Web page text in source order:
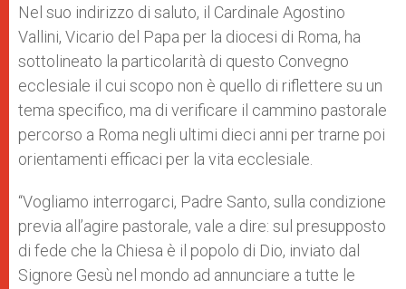
Nel suo indirizzo di saluto, il Cardinale Agostino
Vallini, Vicario del Papa per la diocesi di Roma, ha
sottolineato la particolarità di questo Convegno
ecclesiale il cui scopo non è quello di riflettere su un
tema specifico, ma di verificare il cammino pastorale
percorso a Roma negli ultimi dieci anni per trarne poi
orientamenti efficaci per la vita ecclesiale.
“Vogliamo interrogarci, Padre Santo, sulla condizione
previa all’agire pastorale, vale a dire: sul presupposto
di fede che la Chiesa è il popolo di Dio, inviato dal
Signore Gesù nel mondo ad annunciare a tutte le